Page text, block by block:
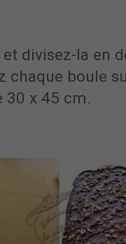
divisez-la en
chaque boule
30 x 45 cm.